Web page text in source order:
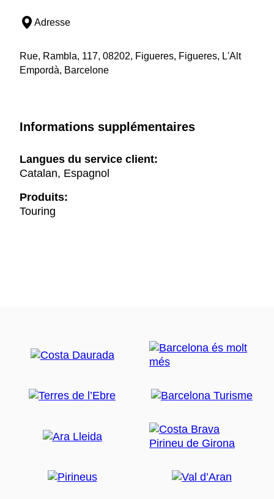
Adresse
Rue, Rambla, 117, 08202, Figueres, Figueres, L'Alt
Empordà, Barcelone
Informations supplémentaires
Langues du service client:
Catalan, Espagnol
Produits:
Touring